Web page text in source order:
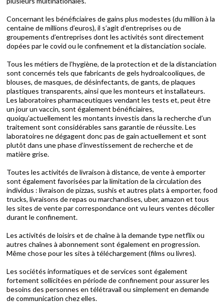
Concernant les bénéficiaires de gains plus modestes (du million à la
centaine de millions d’euros), il s’agit d’entreprises ou de
groupements d’entreprises dont les activités sont directement
dopées par le covid ou le confinement et la distanciation sociale.
Tous les métiers de l’hygiène, de la protection et de la distanciation
sont concernés tels que fabricants de gels hydroalcooliques, de
blouses, de masques, de désinfectants, de gants, de plaques
plastiques transparents, ainsi que les monteurs et installateurs.
Les laboratoires pharmaceutiques vendant les tests et, peut être
un jour un vaccin, sont également bénéficiaires,
quoiqu’actuellement les montants investis dans la recherche d’un
traitement sont considérables sans garantie de réussite. Les
laboratoires ne dégagent donc pas de gain actuellement et sont
plutôt dans une phase d’investissement de recherche et de
matière grise.
Toutes les activités de livraison à distance, de vente à emporter
sont également favorisées par la limitation de la circulation des
individus : livraison de pizzas, sushis et autres plats à emporter, food
trucks, livraisons de repas ou marchandises, uber, amazon et tous
les sites de vente par correspondance ont vu leurs ventes décoller
durant le confinement.
Les activités de loisirs et de chaîne à la demande type netflix ou
autres chaînes à abonnement sont également en progression.
Même chose pour les sites à téléchargement (films ou livres).
Les sociétés informatiques et de services sont également
fortement sollicitées en période de confinement pour assurer les
besoins des personnes en télétravail ou simplement en demande
de communication chez elles.